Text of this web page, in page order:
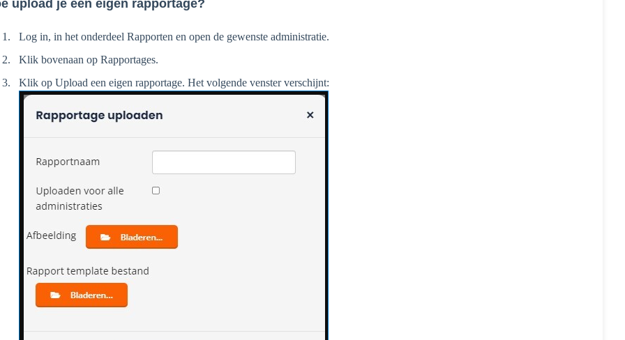
upload je een eigen rapportage?
Log in, in het onderdeel Rapporten en open de gewenste administratie.
Klik bovenaan op Rapportages.
Klik op Upload een eigen rapportage. Het volgende venster verschijnt: